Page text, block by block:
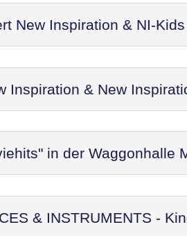
New Inspiration & NI-
Inspiration & New
in der Waggonhalle
& INSTRUMENTS -